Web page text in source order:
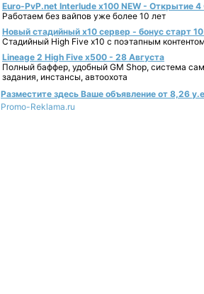
Euro-PvP.net Interlude х100 NEW - Открытие 4
Работаем без вайпов уже более 10 лет
Новый стадийный х10 сервер - бонус старт
Стадийный High Five x10 с поэтапным
Lineage 2 High Five x500 - 28 Августа
Полный баффер, удобный GM Shop, система
задания, инстансы, автоохота
Разместите здесь Ваше объявление от 8,26
Promo-Reklama.ru